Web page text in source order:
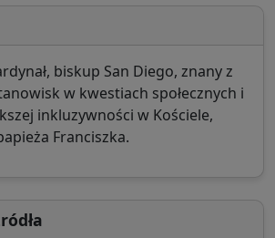
biskup San Diego, znany z
w kwestiach społecznych i
inkluzywności w Kościele,
Franciszka.